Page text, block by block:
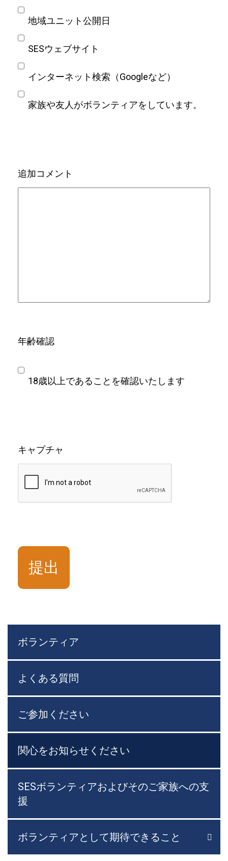
地域ユニット公開日
SESウェブサイト
インターネット検索（Googleなど）
家族や友人がボランティアをしています。
追加コメント
年齢確認
18歳以上であることを確認いたします
キャプチャ
ボランティア
よくある質問
ご参加ください
関心をお知らせください
SESボランティアおよびそのご家族への支
援
ボランティアとして期待できること メニ
